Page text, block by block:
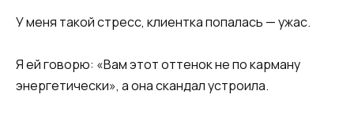
У меня такой стресс, клиентка попалась — ужас.
Я ей говорю: «Вам этот оттенок не по карману
энергетически», а она скандал устроила.